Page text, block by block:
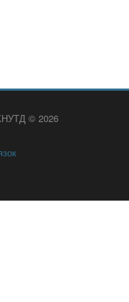
КНУТД © 2026